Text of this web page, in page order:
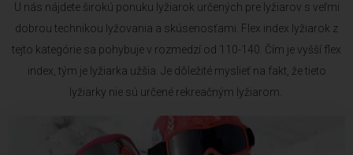
U nás nájdete širokú ponuku lyžiarok určených pre lyžiarov s veľmi
dobrou technikou lyžovania a skúsenosťami. Flex index lyžiarok z
tejto kategórie sa pohybuje v rozmedzí od 110-140. Čím je vyšší flex
index, tým je lyžiarka užšia. Je dôležité myslieť na fakt, že tieto
lyžiarky nie sú určené rekreačným lyžiarom.